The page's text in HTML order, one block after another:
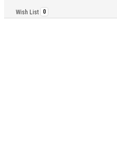
Wish List 0